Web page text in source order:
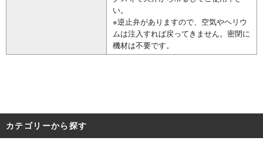
い。
※逆止弁がありますので、空気やヘリウ
ムは注入すれば戻ってきません。密閉に
機材は不要です。
カテゴリーから探す